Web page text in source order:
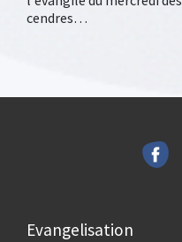
cendres…
Evangelisation